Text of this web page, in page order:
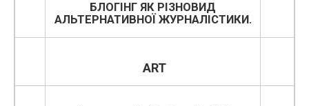
БЛОГІНГ ЯК РІЗНОВИД
АЛЬТЕРНАТИВНОЇ ЖУРНАЛІСТИКИ.
ART